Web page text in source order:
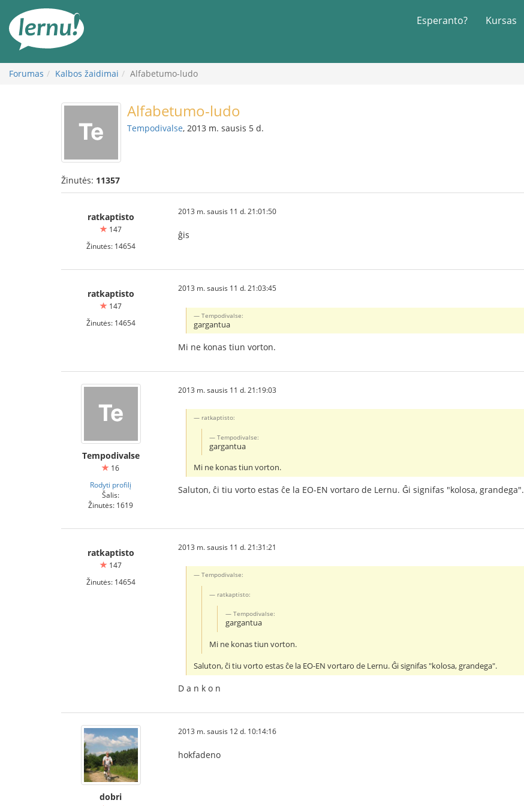
turinį
Esperanto? Kursas
Forumas Kalbos žaidimai Alfabetumo-ludo
Alfabetumo-ludo
Tempodivalse, 2013 m. sausis 5 d.
Žinutės: 11357
ratkaptisto
147
Žinutės: 14654
2013 m. sausis 11 d. 21:01:50
ĝis
ratkaptisto
147
Žinutės: 14654
2013 m. sausis 11 d. 21:03:45
Tempodivalse:
gargantua
Mi ne konas tiun vorton.
Tempodivalse
16
Rodyti profilį
Šalis:
Žinutės: 1619
2013 m. sausis 11 d. 21:19:03
ratkaptisto:
Tempodivalse:
gargantua
Mi ne konas tiun vorton.
Saluton, ĉi tiu vorto estas ĉe la EO-EN vortaro de Lernu. Ĝi signifas "kolosa, grandega".
ratkaptisto
147
Žinutės: 14654
2013 m. sausis 11 d. 21:31:21
Tempodivalse:
ratkaptisto:
Tempodivalse:
gargantua
Mi ne konas tiun vorton.
Saluton, ĉi tiu vorto estas ĉe la EO-EN vortaro de Lernu. Ĝi signifas "kolosa, grandega".
D a n k o n
dobri
2013 m. sausis 12 d. 10:14:16
hokfadeno